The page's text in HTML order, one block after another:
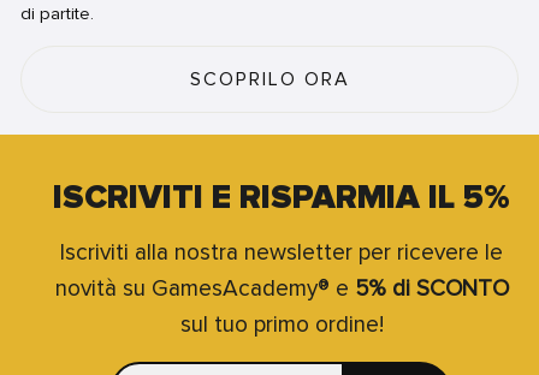
di partite.
SCOPRILO ORA
ISCRIVITI E RISPARMIA IL 5%
Iscriviti alla nostra newsletter per ricevere le
novità su GamesAcademy® e 5% di SCONTO
sul tuo primo ordine!